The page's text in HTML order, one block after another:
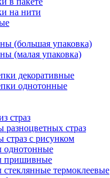
на нити
(большая упаковка)
(малая упаковка)
декоративные
однотонные
страз
разноцветных страз
страз с рисунком
однотонные
пришивные
стеклянные термоклеевые